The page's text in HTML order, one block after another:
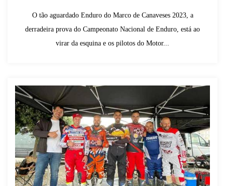
O tão aguardado Enduro do Marco de Canaveses 2023, a
derradeira prova do Campeonato Nacional de Enduro, está ao
virar da esquina e os pilotos do Motor...